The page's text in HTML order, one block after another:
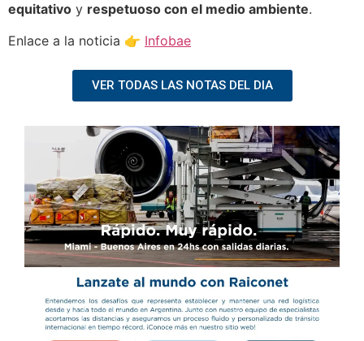
equitativo y respetuoso con el medio ambiente.
Enlace a la noticia 👉 Infobae
VER TODAS LAS NOTAS DEL DIA